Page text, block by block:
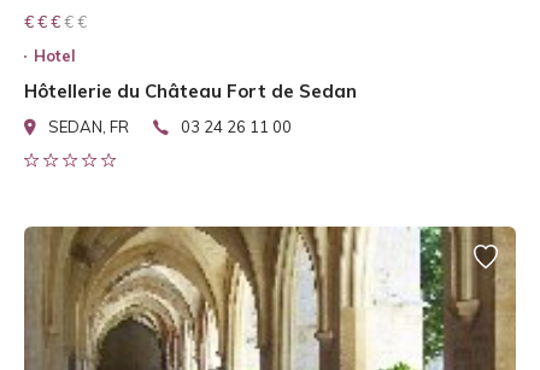
€ € € € €
€ € €
Hotel
Hôtellerie du Château Fort de Sedan
SEDAN, FR 03 24 26 11 00